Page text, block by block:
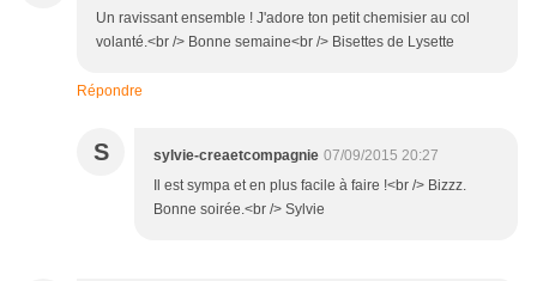
Un ravissant ensemble ! J'adore ton petit chemisier au col
volanté.<br /> Bonne semaine<br /> Bisettes de Lysette
Répondre
S sylvie-creaetcompagnie 07/09/2015 20:27
Il est sympa et en plus facile à faire !<br /> Bizzz.
Bonne soirée.<br /> Sylvie